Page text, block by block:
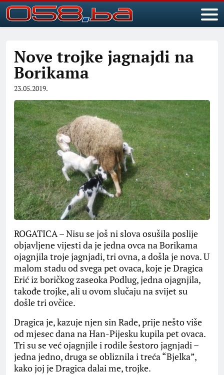
Nove trojke jagnajdi na
Borikama
23.05.2019.
ROGATICA – Nisu se još ni slova osušila poslije
objavljene vijesti da je jedna ovca na Borikama
ojagnjila troje jagnjadi, tri ovna, a došla je nova. U
malom stadu od svega pet ovaca, koje je Dragica
Erić iz boričkog zaseoka Podlug, jedna ojagnjila,
takođe trojke, ali u ovom slučaju na svijet su
došle tri ovčice.
Dragica je, kazuje njen sin Rade, prije nešto više
od mjesec dana na Han-Pijesku kupila pet ovaca.
Tri su se već ojagnjile i rodile šestoro jagnjadi –
jedna jedno, druga se obliznila i treća “Bjelka”,
kako joj je Dragica dalai me, trojke.